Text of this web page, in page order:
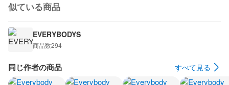
似ている商品
EVERYBODYS
商品数294
同じ作者の商品 すべて見る